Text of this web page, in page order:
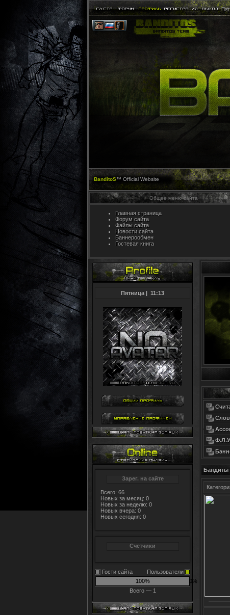
BanditoS™ Official Website
Общее меню сайта
Главная страница
Форум сайта
Файлы сайта
Новости сайта
Баннерообмен
Гостевая книга
Пятница | 11:13
Зарег. на сайте
Всего: 66
Новых за месяц: 0
Новых за неделю: 0
Новых вчера: 0
Новых сегодня: 0
Счетчики
Пользователи
Гости сайта
100%
0%
Всего — 1
Бандиты